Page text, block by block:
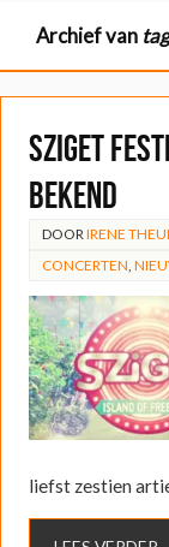
Archief van
Sziget
bekend
DOOR IRENE
CONCERTEN
liefst zestien